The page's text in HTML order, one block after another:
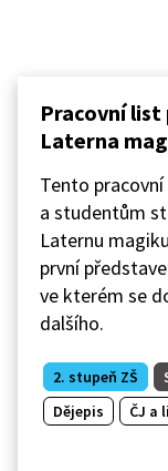
Pracovní list
Laterna
Tento
a studentům
Laternu
první
ve kterém se
dalšího.
2. stupeň ZŠ
Dějepis
ČJ a